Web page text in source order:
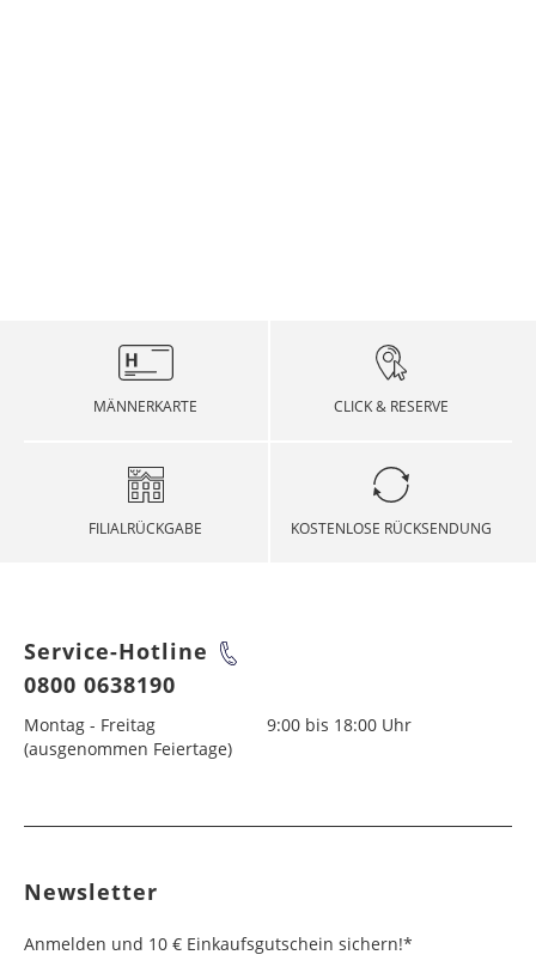
MÄNNERKARTE CLICK & RESERVE
FILIALRÜCKGABE KOSTENLOSE RÜCKSENDUNG
Service-Hotline
0800 0638190
Montag - Freitag
9:00 bis 18:00 Uhr
(ausgenommen Feiertage)
Newsletter
Anmelden und 10 € Einkaufsgutschein sichern!*